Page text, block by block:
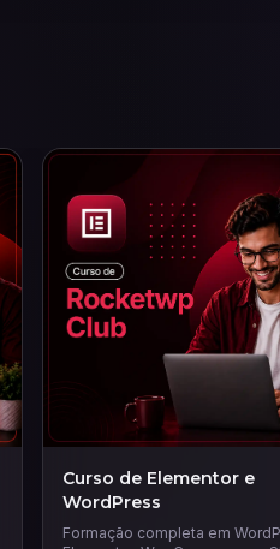
Curso de Elementor e
WordPress
Formação completa em